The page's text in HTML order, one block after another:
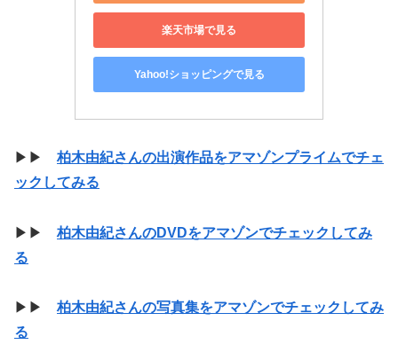
楽天市場で見る
Yahoo!ショッピングで見る
▶▶柏木由紀さんの出演作品をアマゾンプライムでチェ
ックしてみる
▶▶柏木由紀さんのDVDをアマゾンでチェックしてみ
る
▶▶柏木由紀さんの写真集をアマゾンでチェックしてみ
る